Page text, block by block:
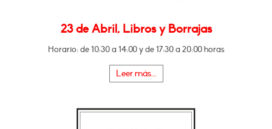
23 de Abril, Libros y Borrajas
Horario: de 10:30 a 14:00 y de 17:30 a 20:00 horas
Leer más...